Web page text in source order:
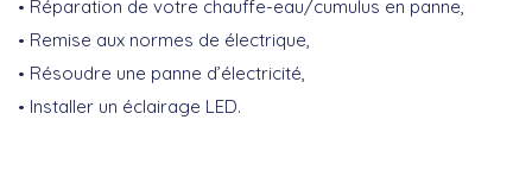
Réparation de votre chauffe-eau/cumulus en panne,
Remise aux normes de électrique,
Résoudre une panne d’électricité,
Installer un éclairage LED.